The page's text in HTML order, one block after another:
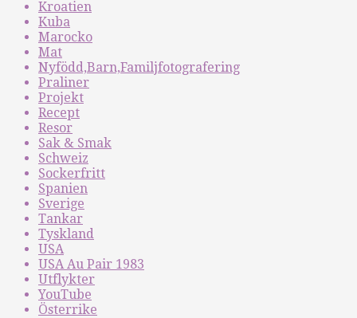
Kroatien
Kuba
Marocko
Mat
Nyfödd,Barn,Familjfotografering
Praliner
Projekt
Recept
Resor
Sak & Smak
Schweiz
Sockerfritt
Spanien
Sverige
Tankar
Tyskland
USA
USA Au Pair 1983
Utflykter
YouTube
Österrike